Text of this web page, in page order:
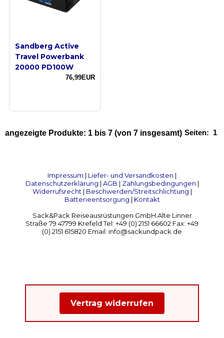
Sandberg Active
Travel Powerbank
20000 PD100W
76,99EUR
Seiten: 1
angezeigte Produkte: 1 bis 7 (von 7 insgesamt)
Impressum | Liefer- und Versandkosten |
Datenschutzerklärung | AGB | Zahlungsbedingungen |
Widerrufsrecht| Beschwerden/Streitschlichtung |
Batterieentsorgung | Kontakt
Sack&Pack Reiseausrüstungen GmbH Alte Linner
Straße 79 47799 Krefeld Tel: +49 (0) 2151 66602 Fax: +49
(0) 2151 615820 Email: info@sackundpack.de
Vertrag widerrufen